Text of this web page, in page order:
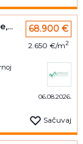
68.900 €
2.650 €/m2
06.08.2026.
Sačuvaj